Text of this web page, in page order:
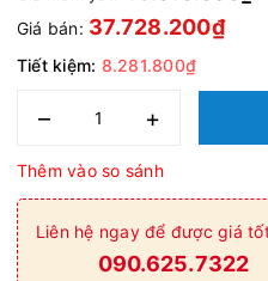
Giá bán: 37.728.200₫
Tiết kiệm: 8.281.800₫
– +
Thêm vào so sánh
Liên hệ ngay để được giá
090.625.7322